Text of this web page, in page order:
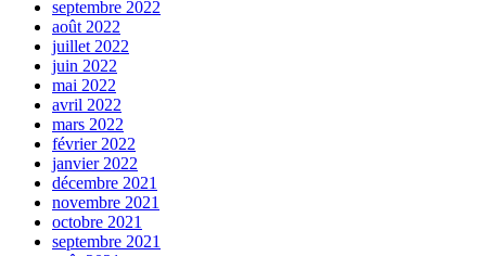
septembre 2022
août 2022
juillet 2022
juin 2022
mai 2022
avril 2022
mars 2022
février 2022
janvier 2022
décembre 2021
novembre 2021
octobre 2021
septembre 2021